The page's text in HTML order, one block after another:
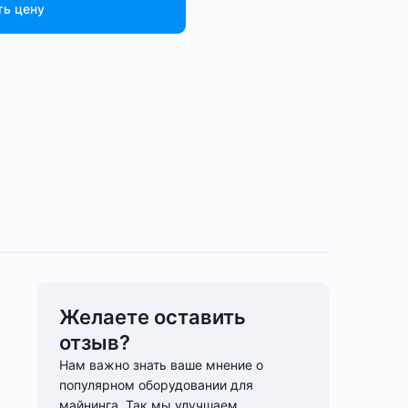
цену
Желаете оставить
отзыв?
Нам важно знать ваше мнение о
популярном оборудовании для
майнинга. Так мы улучшаем